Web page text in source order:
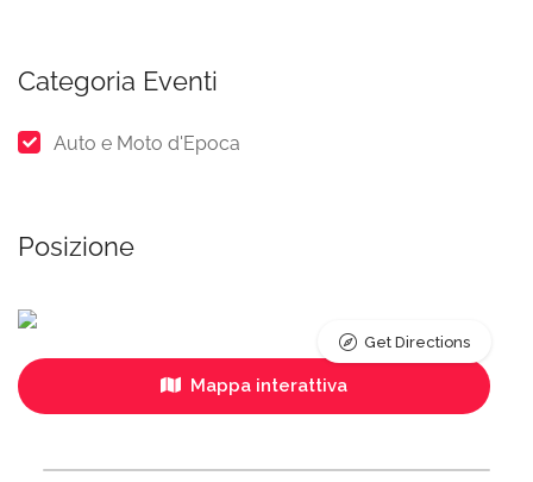
Categoria Eventi
Auto e Moto d'Epoca
Posizione
Mappa interattiva
Get Directions